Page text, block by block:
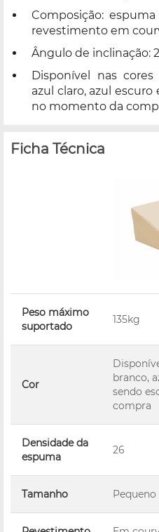
Composição:
revestimento em
Ângulo de inclinação:
Disponível nas
azul claro, azul
no momento da
Ficha Técnica
Peso máximo
suportado
135kg
Cor
branco,
sendo
compra
Densidade da
espuma
26
Tamanho Pequeno